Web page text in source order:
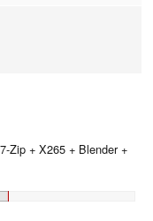
Zip + X265 + Blender +